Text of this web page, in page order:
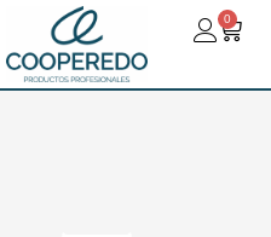
0